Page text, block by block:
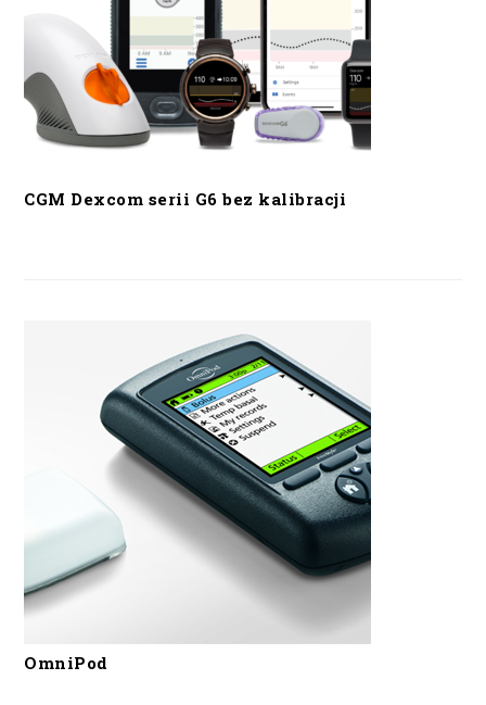
CGM Dexcom serii G6 bez kalibracji
OmniPod